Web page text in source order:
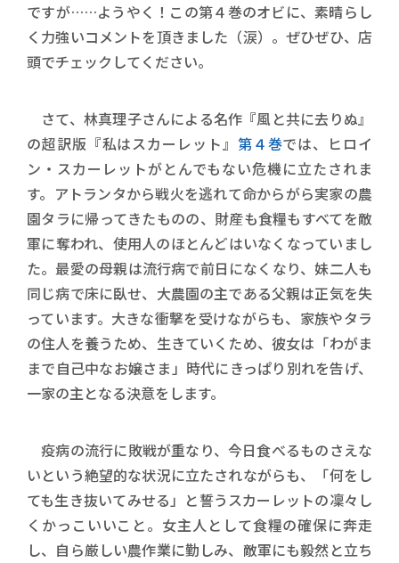
ですが……ようやく！この第４巻のオビに、素晴らし
く力強いコメントを頂きました（涙）。ぜひぜひ、店
頭でチェックしてください。
さて、林真理子さんによる名作『風と共に去りぬ』
の超訳版『私はスカーレット』 第４巻では、ヒロイ
ン・スカーレットがとんでもない危機に立たされま
す。アトランタから戦火を逃れて命からがら実家の農
園タラに帰ってきたものの、財産も食糧もすべてを敵
軍に奪われ、使用人のほとんどはいなくなっていまし
た。最愛の母親は流行病で前日になくなり、妹二人も
同じ病で床に臥せ、大農園の主である父親は正気を失
っています。大きな衝撃を受けながらも、家族やタラ
の住人を養うため、生きていくため、彼女は「わがま
まで自己中なお嬢さま」時代にきっぱり別れを告げ、
一家の主となる決意をします。
疫病の流行に敗戦が重なり、今日食べるものさえな
いという絶望的な状況に立たされながらも、「何をし
ても生き抜いてみせる」と誓うスカーレットの凜々し
くかっこいいこと。女主人として食糧の確保に奔走
し、自ら厳しい農作業に勤しみ、敵軍にも毅然と立ち